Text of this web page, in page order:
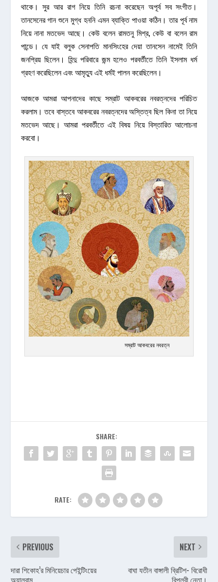
থাকে। সুর আর রাগ নিয়ে তিনি রচনা করেছেন অপূর্ব সব সংগীত।
তানসেনের গান শুনে মুগ্ধ হননি এমন ব্যাক্তি পাওয়া কঠিন। তার পূর্ব নাম
নিয়ে নানা মতভেদ আছে। কেউ বলেন রামতনু মিশ্র, কেউ বা বলেন রাম
পান্ডে। যে যাই বলুক সেনাপতি মানসিংহের দেয়া তানসেন নামেই তিনি
জনপ্রিয় ছিলেন। হিন্দু পরিবারে জন্ম হলেও পরবর্তীতে তিনি ইসলাম ধর্ম
গ্রহণ করেছিলেন এবং আমৃত্যু এই ধর্মই পালন করেছিলেন।
আজকে আমরা আপনাদের কাছে সম্রাট আকবরের নবরত্নদের পরিচিত
করলাম। তবে বাস্তবে আকবরের নবরত্নদের অস্তিত্ব ছিল কিনা তা নিয়ে
মতভেদ আছে। আমরা পরবর্তীতে এই বিষয় নিয়ে বিস্তারিত আলোচনা
করবো।
সম্রাট আকবরের নবরত্ন
SHARE:
RATE:
PREVIOUS
দারা শিকোহ’র মিনিয়েচার পেইন্টিংয়ের
অ্যালবাম
NEXT
বাঘা যতীন বাঙ্গালী ব্রিটিশ- বিরোধী
বিপ্লবী নেতা।